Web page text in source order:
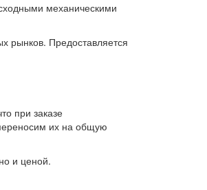
механическими
рынков. Предоставляется
при заказе
их на общую
и ценой.